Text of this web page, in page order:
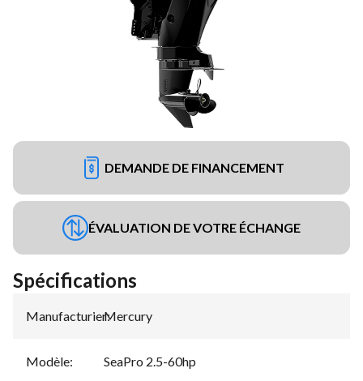
DEMANDE DE FINANCEMENT
ÉVALUATION DE VOTRE ÉCHANGE
Spécifications
Manufacturier:
Mercury
Modèle: SeaPro 2.5-60hp